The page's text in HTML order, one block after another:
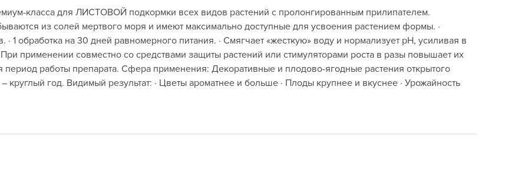
Grass
Green Boom
Grinda
GRIZZLY
HoZelock
LISTOK
класса для ЛИСТОВОЙ подкормки всех видов растений с пролонгированным прилипателем.
из солей мертвого моря и имеют максимально доступные для усвоения растением формы. ·
1 обработка на 30 дней равномерного питания. · Смягчает «жесткую» воду и нормализует pH, усиливая в
применении совместно со средствами защиты растений или стимуляторами роста в разы повышает их
работы препарата. Сфера применения: Декоративные и плодово-ягодные растения открытого
круглый год. Видимый результат: · Цветы ароматнее и больше · Плоды крупнее и вкуснее · Урожайность